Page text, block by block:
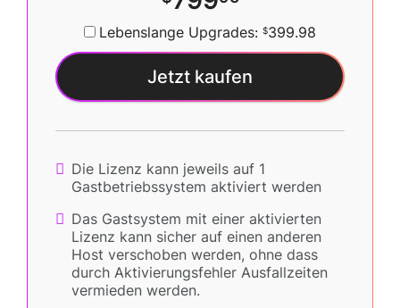
Lebenslange Upgrades: $399.98
Jetzt kaufen
Die Lizenz kann jeweils auf 1
Gastbetriebssystem aktiviert werden
Das Gastsystem mit einer aktivierten
Lizenz kann sicher auf einen anderen
Host verschoben werden, ohne dass
durch Aktivierungsfehler Ausfallzeiten
vermieden werden.